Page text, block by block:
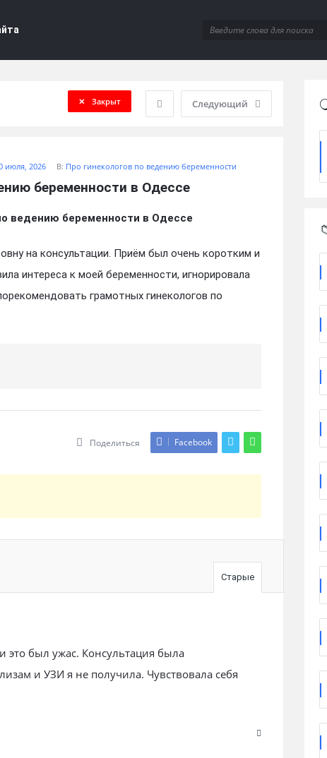
Следующий
Закрыт
июля, 2026 В: Про гинекологов по ведению беременности
беременности в Одессе
ведению беременности в Одессе
на консультации. Приём был очень коротким и
интереса к моей беременности, игнорировала
грамотных гинекологов по
Поделиться Facebook
Старые
был ужас. Консультация была
и УЗИ я не получила. Чувствовала себя